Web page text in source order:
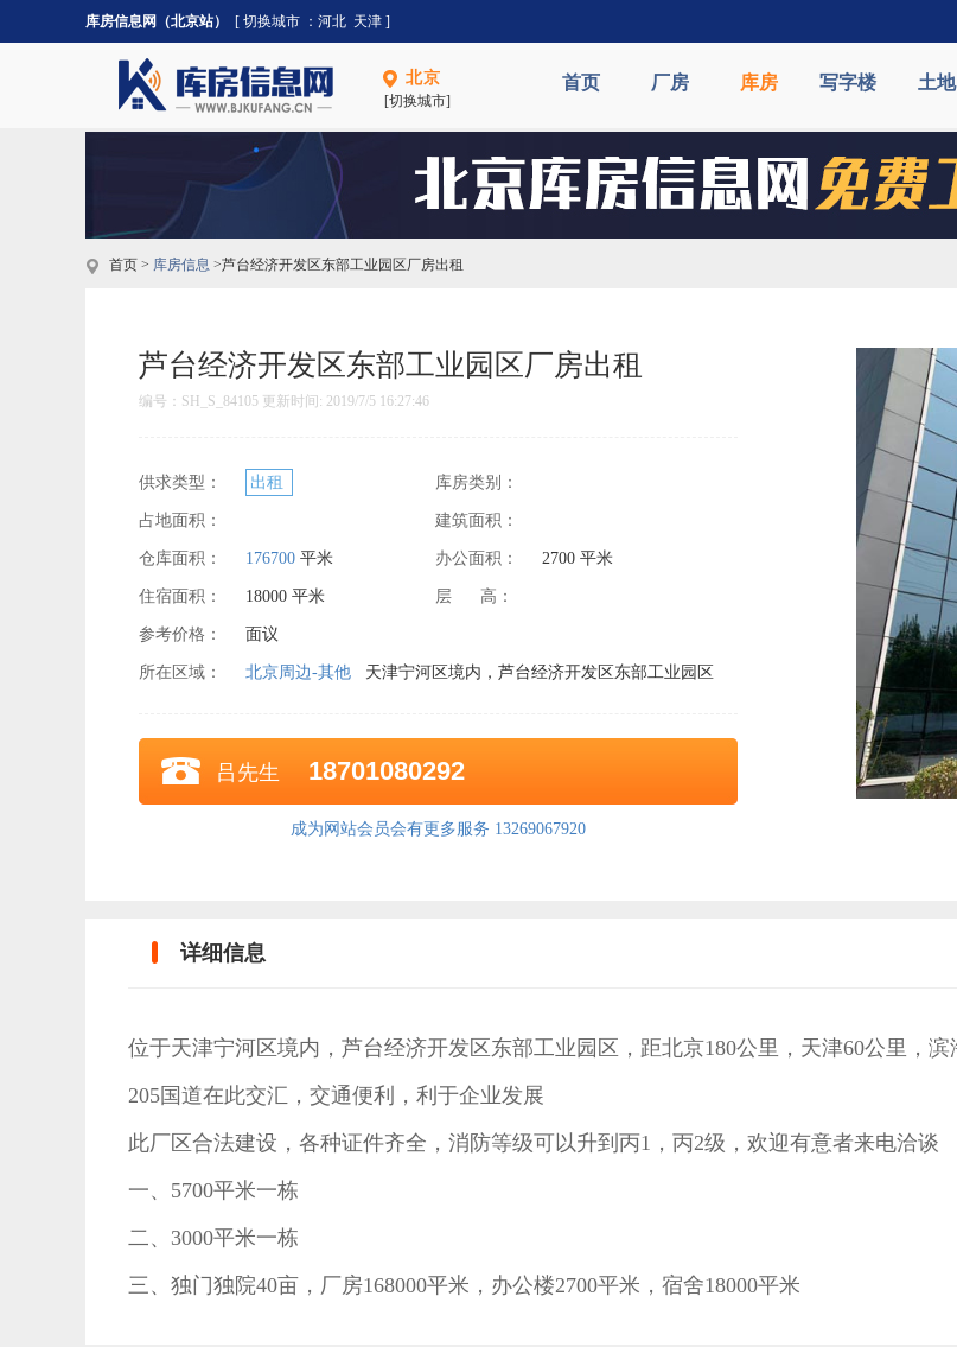
库房信息网（北京站） [ 切换城市 ： 河北 天津 ]
北京
[切换城市]
首页 厂房 库房 写字楼 土地
首页 > 库房信息 >芦台经济开发区东部工业园区厂房出租
芦台经济开发区东部工业园区厂房出租
编号：SH_S_84105 更新时间: 2019/7/5 16:27:46
供求类型： 出租 库房类别：
占地面积： 建筑面积：
仓库面积： 176700 平米 办公面积： 2700 平米
住宿面积： 18000 平米 层 高：
参考价格： 面议
所在区域： 北京周边-其他 天津宁河区境内，芦台经济开发区东部工业园区
吕先生 18701080292
成为网站会员会有更多服务 13269067920
详细信息
位于天津宁河区境内，芦台经济开发区东部工业园区，距北京180公里，天津60公里，
205国道在此交汇，交通便利，利于企业发展
此厂区合法建设，各种证件齐全，消防等级可以升到丙1，丙2级，欢迎有意者来电洽谈
一、5700平米一栋
二、3000平米一栋
三、独门独院40亩，厂房168000平米，办公楼2700平米，宿舍18000平米